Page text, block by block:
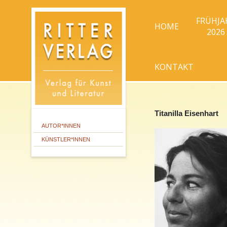
HOME
2026
KONTAKT
AUTOR*INNEN
KÜNSTLER*INNEN
Titanilla Eisenhart